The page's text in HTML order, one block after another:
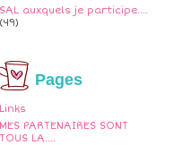
SAL auxquels je participe....
(49)
Pages
Links
MES PARTENAIRES SONT
TOUS LA....